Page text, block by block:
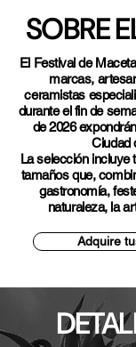
SOBRE
El Festival de
marcas,
ceramistas
durante el fin de
de 2026
Ciudad
La selección incluye
tamaños que,
gastronomía,
naturaleza, la
Adquire